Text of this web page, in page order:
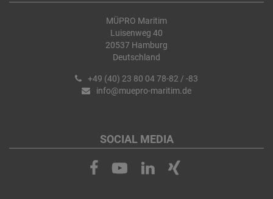
MÜPRO Maritim
Luisenweg 40
20537 Hamburg
Deutschland
+49 (40) 23 80 04 78-82 / -83
info@muepro-maritim.de
SOCIAL MEDIA